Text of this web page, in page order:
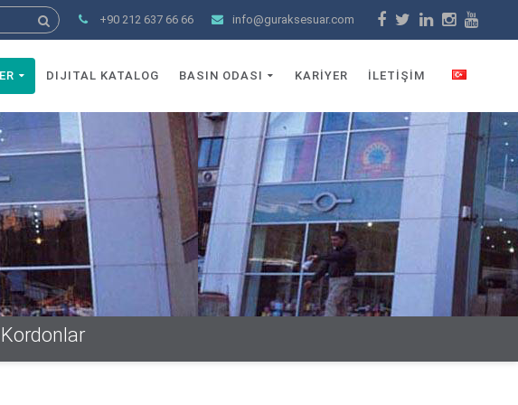
info@guraksesuar.com
+90 212 637 66 66
DIJITAL KATALOG BASIN ODASI KARİYER İLETİŞİM
Kordonlar